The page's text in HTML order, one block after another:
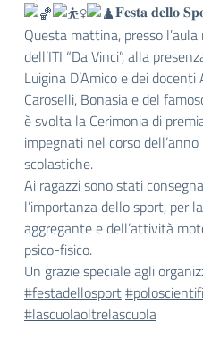
𝐅𝐞𝐬𝐭𝐚 𝐝𝐞𝐥𝐥𝐨
Questa mattina, presso
dell’ITI “Da Vinci”, alla
Luigina D’Amico e dei docenti
Caroselli, Bonasia e del
è svolta la Cerimonia di
impegnati nel corso
scolastiche.
Ai ragazzi sono stati
l’importanza dello sport, per
aggregante e dell’attività
psico-fisico.
Un grazie speciale agli
#festadellosport
#lascuolaoltrelascuola